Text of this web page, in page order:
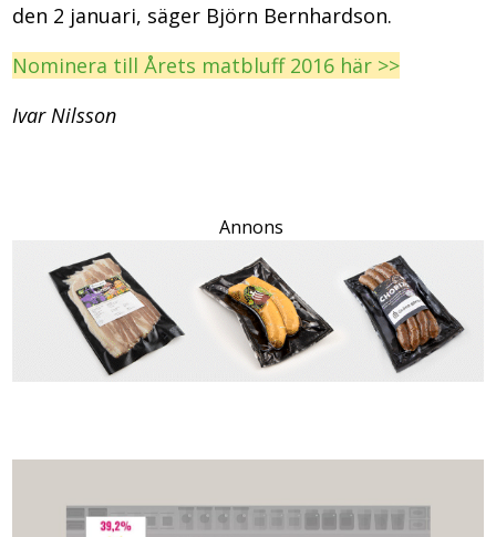
den 2 januari, säger Björn Bernhardson.
Nominera till Årets matbluff 2016 här >>
Ivar Nilsson
Annons